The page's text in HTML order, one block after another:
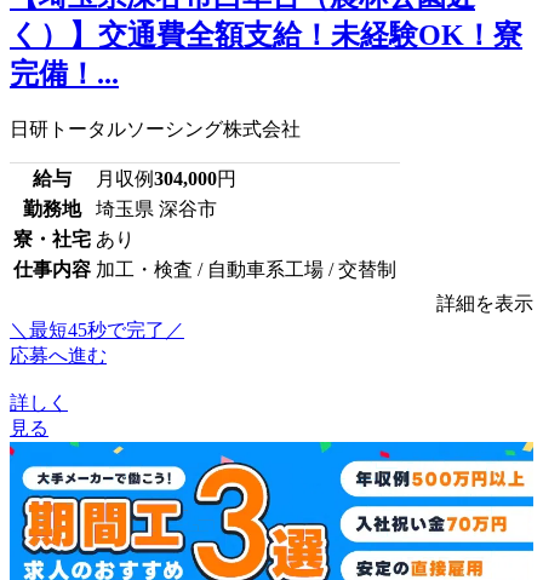
く）】交通費全額支給！未経験OK！寮
完備！...
日研トータルソーシング株式会社
給与 月収例304,000円
勤務地
埼玉県 深谷市
寮・社宅 あり
仕事内容 加工・検査 / 自動車系工場 / 交替制
詳細を表示
＼最短45秒で完了／
応募へ進む
詳しく
見る